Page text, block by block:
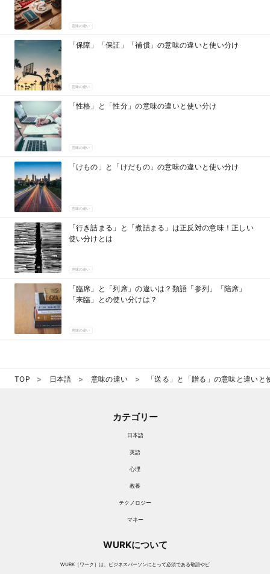
意味の違い
「保障」「保証」「補償」の意味の違いと使い分け
意味の違い
「性格」と「性分」の意味の違いと使い分け
意味の違い
「けもの」と「けだもの」の意味の違いと使い分け
意味の違い
「行き詰まる」と「煮詰まる」は正反対の意味！正しい
使い分けとは
意味の違い
「臨席」と「列席」の違いは？類語「参列」「陪席」
「来臨」との使い分けは？
意味の違い
TOP 日本語 意味の違い 「送る」と「贈る」の意味と違いと
カテゴリー
日本語
英語
心理
教養
テクノロジー
マネー
WURKについて
WURK［ワーク］は、ビジネスパーソンにとって必須である敬語やビ